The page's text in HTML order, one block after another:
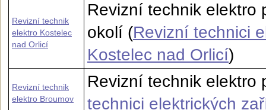
Revizní technik
elektro Kostelec
nad Orlicí
Revizní technik elektro
okolí (Revizní technici
Kostelec nad Orlicí)
Revizní technik
elektro Broumov
Revizní technik elektro
technici elektrických